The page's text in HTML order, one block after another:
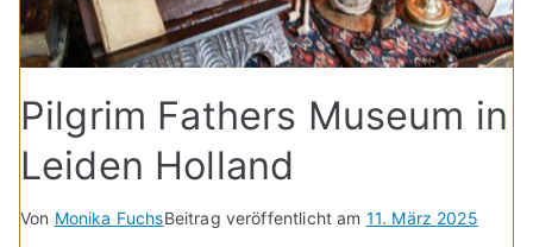
Pilgrim Fathers Museum in
Leiden Holland
Von Monika FuchsBeitrag veröffentlicht am 11. März 2025